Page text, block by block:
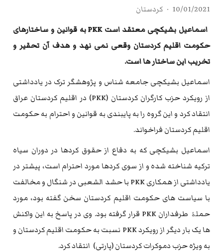
10/01/2021
کردستان
اسماعیل بشیکچی معتقد است PKK به قوانین و ساختارهای
حکومت اقلیم کردستان وقعی نمی نهد و هدف آن تحقیر و
تخریب این ساختار ها است.
اسماعیل بشیکچی جامعه شناس و پژوهشگر ترک در یادداشتی
از رویکرد حزب کارگران کردستان (PKK) در اقلیم کردستان عراق
انتقاد کرد و این گروه را به پایبندی به قوانین و احترام به حکومت
اقلیم کردستان فراخواند.
اسماعیل بشیکچی که به دفاع از حقوق کردها در دوران سیاه
ترکیه شناخته شده و از سوی کردها مورد احترام است، پیشتر در
یادداشتی از همکاری PKK با حشد الشعبی در شنگال و مخالفت
با سیاست های حکومت اقلیم کردستان سخن گفته بود، مورد
حملۀ طرفداران PKK قرار گرفته بود. وی در پاسخ به این واکنش
ها یک بار دیگر از رویکرد PKK نسبت به حکومت اقلیم کردستان و
به ویژه حزب دموکرات کردستان (پارتی) انتقاد کرد.